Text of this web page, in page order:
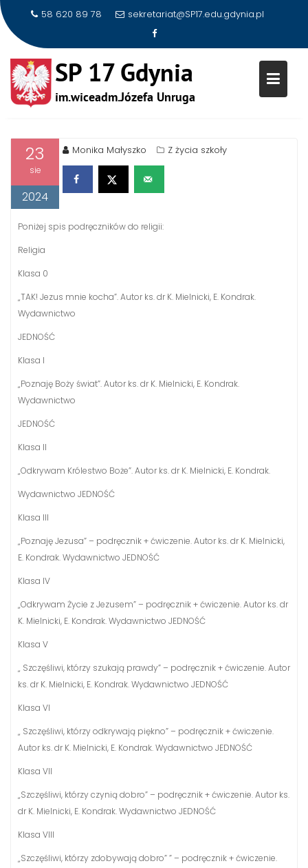
content
58 620 89 78 sekretariat@SP17.edu.gdynia.pl
PODRĘCZNIKI DO RELIGII
23
sie
2024
Monika Małyszko Z życia szkoły
Poniżej spis podręczników do religii:
Religia
Klasa 0
„TAK! Jezus mnie kocha”. Autor ks. dr K. Mielnicki, E. Kondrak.
Wydawnictwo
JEDNOŚĆ
Klasa I
„Poznaję Boży świat”. Autor ks. dr K. Mielnicki, E. Kondrak.
Wydawnictwo
JEDNOŚĆ
Klasa II
„Odkrywam Królestwo Boże”. Autor ks. dr K. Mielnicki, E. Kondrak.
Wydawnictwo JEDNOŚĆ
Klasa III
„Poznaję Jezusa” – podręcznik + ćwiczenie. Autor ks. dr K. Mielnicki,
E. Kondrak. Wydawnictwo JEDNOŚĆ
Klasa IV
„Odkrywam Życie z Jezusem” – podręcznik + ćwiczenie. Autor ks. dr
K. Mielnicki, E. Kondrak. Wydawnictwo JEDNOŚĆ
Klasa V
„ Szczęśliwi, którzy szukają prawdy” – podręcznik + ćwiczenie. Autor
ks. dr K. Mielnicki, E. Kondrak. Wydawnictwo JEDNOŚĆ
Klasa VI
„ Szczęśliwi, którzy odkrywają piękno” – podręcznik + ćwiczenie.
Autor ks. dr K. Mielnicki, E. Kondrak. Wydawnictwo JEDNOŚĆ
Klasa VII
„Szczęśliwi, którzy czynią dobro” – podręcznik + ćwiczenie. Autor ks.
dr K. Mielnicki, E. Kondrak. Wydawnictwo JEDNOŚĆ
Klasa VIII
„Szczęśliwi, którzy zdobywają dobro” ” – podręcznik + ćwiczenie.